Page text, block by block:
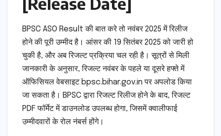
BPSC ASO Result की बात करे तो नवंबर 2025 में रिलीज
होने की पूरी उम्मीद है। आंसर की 19 सितंबर 2025 को जारी हो
चुकी है, और अब रिजल्ट प्रक्रिया चल रही है। सूत्रों से मिली
जानकारी के अनुसार, रिजल्ट नवंबर के पहले या दूसरे हफ्ते में
ऑफिसियल वेबसाइट bpsc.bihar.gov.in पर अपलोड किया
जा सकता है। BPSC द्वारा रिजल्ट रिलीज होने के बाद, रिजल्ट
PDF फॉर्मेट में डाउनलोड उपलब्ध होगा, जिसमें क्वालीफाई
उम्मीदवारों के रोल नंबर्स होंगे।